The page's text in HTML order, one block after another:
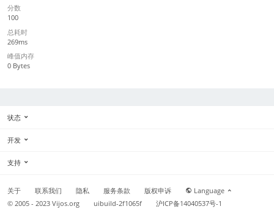
分数
100
总耗时
269ms
峰值内存
0 Bytes
状态
开发
支持
关于 联系我们 隐私 服务条款 版权申诉
Language
© 2005 - 2023Vijos.org uibuild-2f1065f 沪ICP备14040537号-1